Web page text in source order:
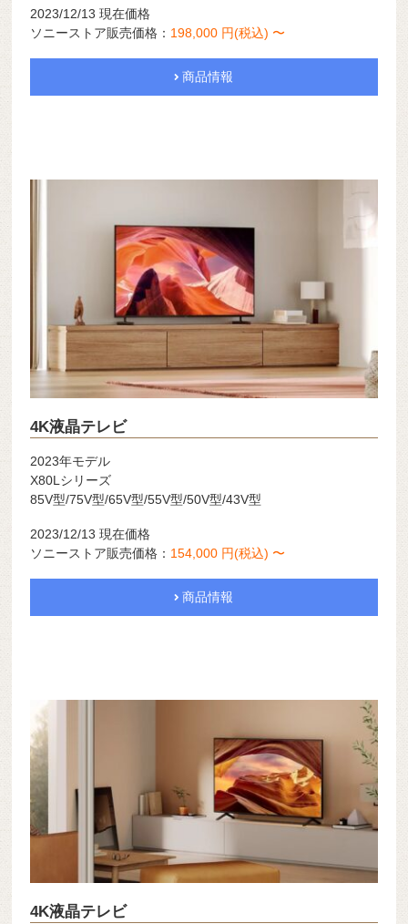
2023/12/13 現在価格
ソニーストア販売価格： 198,000 円(税込) 〜
商品情報
4K液晶テレビ
2023年モデル
X80Lシリーズ
85V型/75V型/65V型/55V型/50V型/43V型
2023/12/13 現在価格
ソニーストア販売価格： 154,000 円(税込) 〜
商品情報
4K液晶テレビ